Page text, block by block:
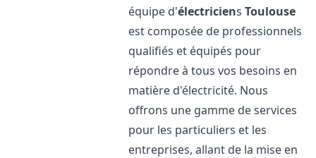
équipe d'électriciensToulouse
est composée de professionnels
qualifiés et équipés pour
répondre à tous vos besoins en
matière d'électricité. Nous
offrons une gamme de services
pour les particuliers et les
entreprises, allant de la mise en